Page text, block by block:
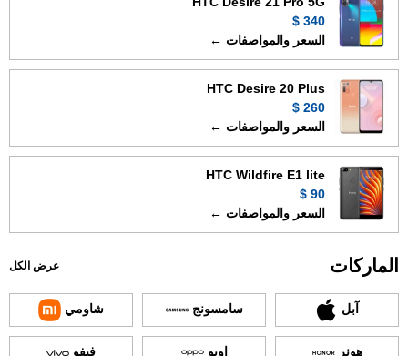
340 $
السعر والمواصفات ←
HTC Desire 20 Plus
260 $
السعر والمواصفات ←
HTC Wildfire E1 lite
90 $
السعر والمواصفات ←
الماركات عرض الكل
آبل سامسونج شاومي
هونر اوبو فيفو